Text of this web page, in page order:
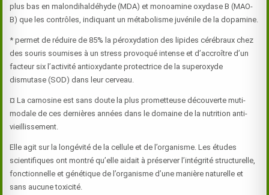
plus bas en malondihaldéhyde (MDA) et monoamine oxydase B (MAO-
B) que les contrôles, indiquant un métabolisme juvénile de la dopamine.
* permet de réduire de 85% la péroxydation des lipides cérébraux chez
des souris soumises à un stress provoqué intense et d’accroître d’un
facteur six l’activité antioxydante protectrice de la superoxyde
dismutase (SOD) dans leur cerveau.
¤ La carnosine est sans doute la plus prometteuse découverte muti-
modale de ces dernières années dans le domaine de la nutrition anti-
vieillissement.
Elle agit sur la longévité de la cellule et de l’organisme. Les études
scientifiques ont montré qu’elle aidait à préserver l’intégrité structurelle,
fonctionnelle et génétique de l’organisme d’une manière naturelle et
sans aucune toxicité.